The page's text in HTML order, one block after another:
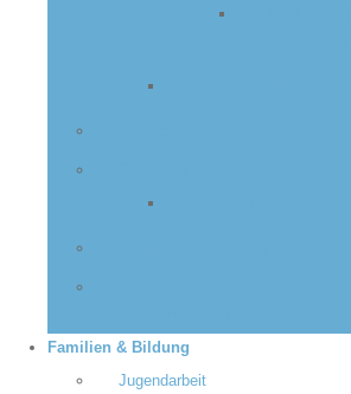
Familien & Bildung
Jugendarbeit